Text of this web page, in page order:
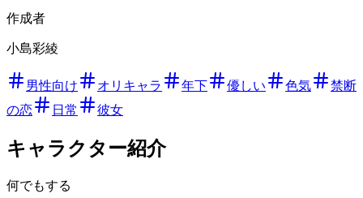
作成者
小島彩綾
男性向け オリキャラ 年下 優しい 色気
禁断
の恋
日常 彼女
キャラクター紹介
何でもする